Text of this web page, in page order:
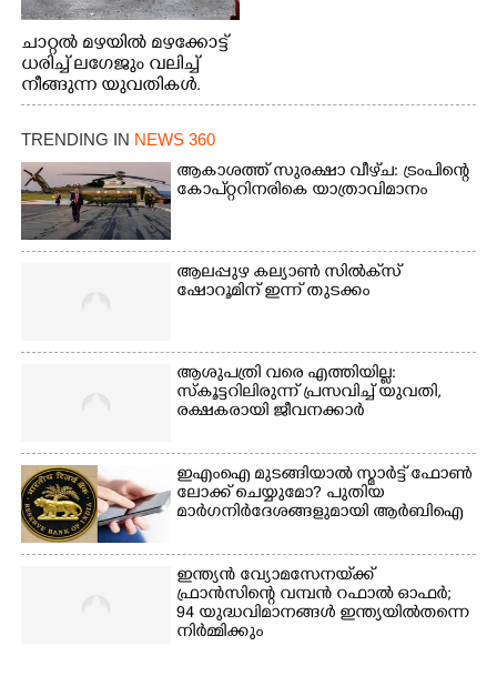
ചാറ്റൽ മഴയിൽ മഴക്കോട്ട്
ധരിച്ച് ലഗേജും വലിച്ച്
നീങ്ങുന്ന യുവതികൾ.
എറണാകുളം മേനകയിൽ
നിന്നുള്ള കാഴ്ച
TRENDING IN NEWS 360
ആകാശത്ത് സുരക്ഷാ വീഴ്‌ച: ട്രംപിന്റെ
കോ‌പ്‌റ്ററിനരികെ യാത്രാവിമാനം
ആലപ്പുഴ കല്യാൺ സിൽക്‌സ്
ഷോറൂമിന് ഇന്ന് തുടക്കം
ആശുപത്രി വരെ എത്തിയില്ല:
സ്കൂട്ടറിലിരുന്ന് പ്രസവിച്ച് യുവതി,
രക്ഷകരായി ജീവനക്കാർ
ഇഎംഐ മുടങ്ങിയാൽ സ്മാർട്ട് ഫോൺ
ലോക്ക് ചെയ്യുമോ? പുതിയ
മാർഗനിർദേശങ്ങളുമായി ആർബിഐ
ഇന്ത്യൻ വ്യോമസേനയ്‌ക്ക്
ഫ്രാൻസിന്റെ വമ്പൻ റഫാൽ ഓഫർ;
94 യുദ്ധവിമാനങ്ങൾ ഇന്ത്യയിൽതന്നെ
നിർ‌മ്മിക്കും